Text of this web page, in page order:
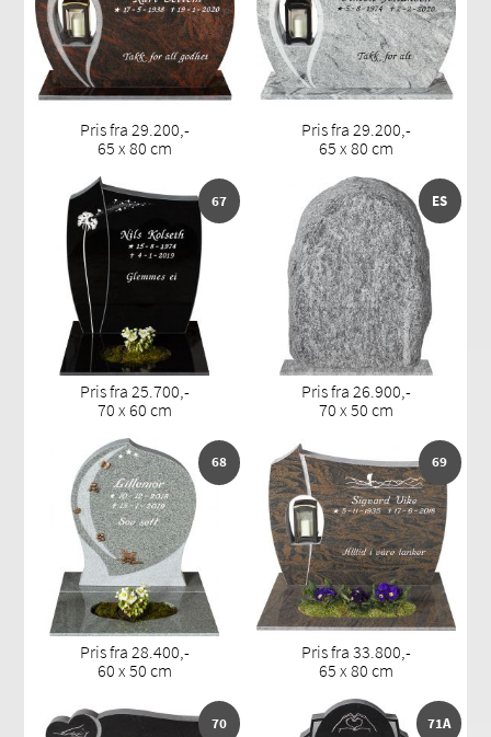
Pris fra 29.200,-
65 x 80 cm
Pris fra 29.200,-
65 x 80 cm
67
Pris fra 25.700,-
70 x 60 cm
ES
Pris fra 26.900,-
70 x 50 cm
68
Pris fra 28.400,-
60 x 50 cm
69
Pris fra 33.800,-
65 x 80 cm
70 71A